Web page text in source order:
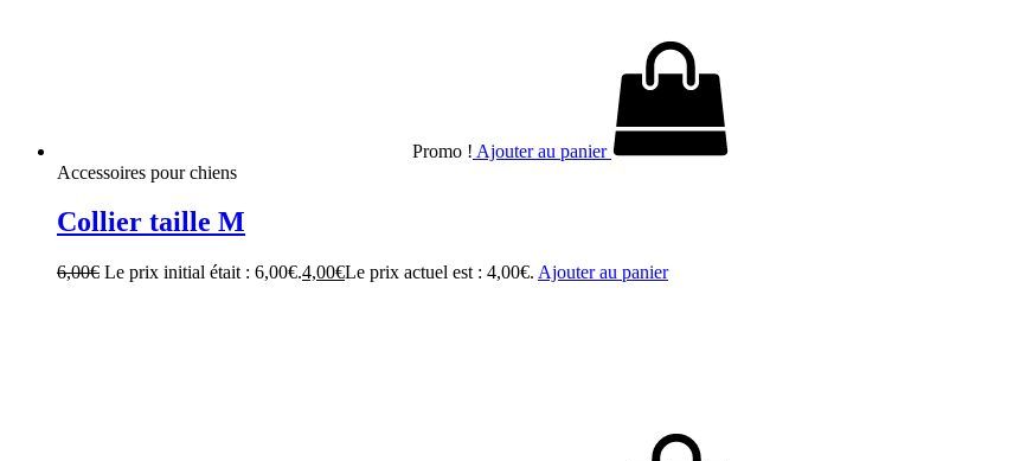
Promo ! Ajouter au panier
Accessoires pour chiens
Collier taille M
6,00€ Le prix initial était : 6,00€.4,00€Le prix actuel est : 4,00€. Ajouter au panier